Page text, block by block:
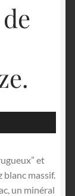
et
blanc massif.
un minéral